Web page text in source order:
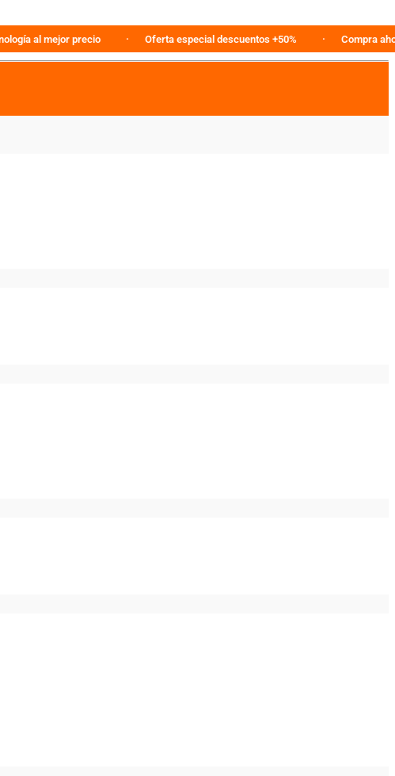
al mejor precio Oferta especial descuentos +50% Compra ahora en